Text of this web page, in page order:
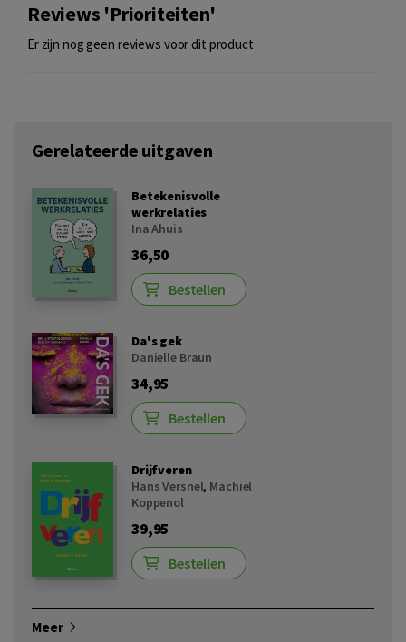
Reviews 'Prioriteiten'
Er zijn nog geen reviews voor dit product
Gerelateerde uitgaven
Betekenisvolle
werkrelaties
Ina Ahuis
36,50
Bestellen
Da's gek
Danielle Braun
34,95
Bestellen
Drijfveren
Hans Versnel, Machiel
Koppenol
39,95
Bestellen
Meer